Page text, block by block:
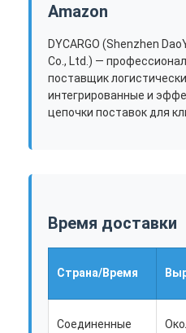
Amazon
DYCARGO (Shenzhen
Co., Ltd.) —
поставщик
интегрированные и
цепочки поставок для
Время доставки
Страна/Время
Соединенные